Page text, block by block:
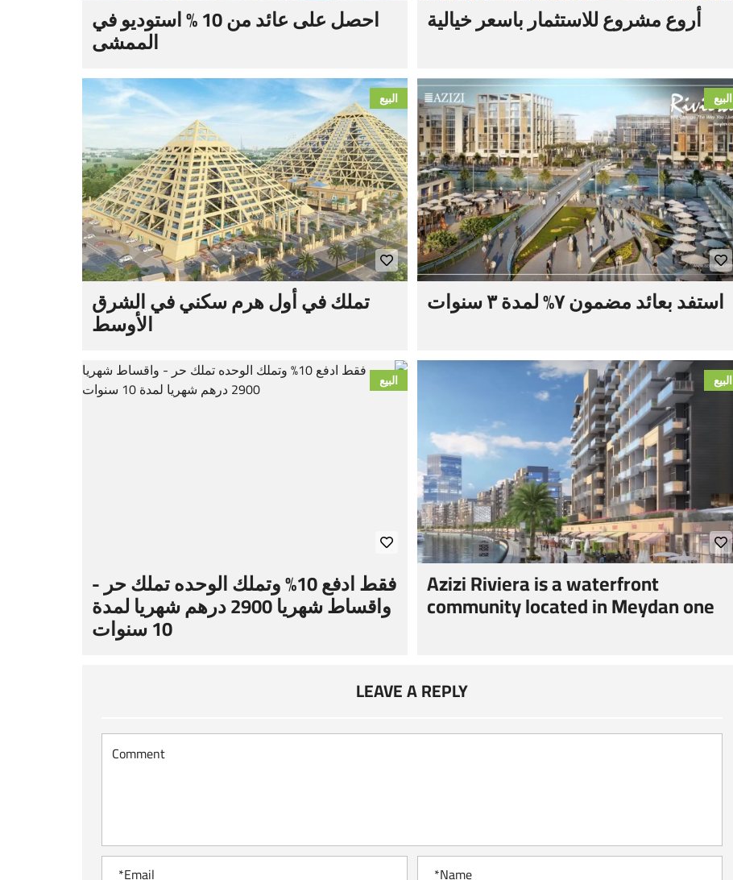
أروع مشروع للاستثمار باسعر خيالية احصل على عائد من 10 % استوديو في
الممشى
البيع
استفد بعائد مضمون ٧% لمدة ٣ سنوات
البيع
تملك في أول هرم سكني في الشرق
الأوسط
البيع
Azizi Riviera is a waterfront
community located in Meydan one
البيع
فقط ادفع 10% وتملك الوحده تملك حر -
واقساط شهريا 2900 درهم شهريا لمدة
10 سنوات
LEAVE A REPLY